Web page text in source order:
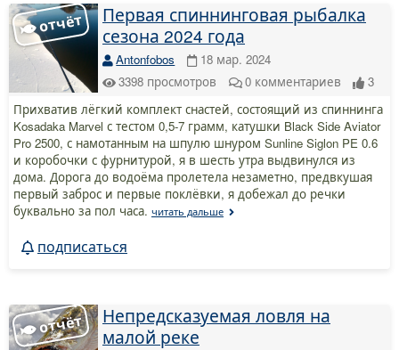
Первая спиннинговая рыбалка
сезона 2024 года
Antonfobos
18 мар. 2024
3398 просмотров 0 комментариев
3
Прихватив лёгкий комплект снастей, состоящий из спиннинга
Kosadaka Marvel с тестом 0,5-7 грамм, катушки Black Side Aviator
Pro 2500, с намотанным на шпулю шнуром Sunline Siglon PE 0.6
и коробочки с фурнитурой, я в шесть утра выдвинулся из
дома. Дорога до водоёма пролетела незаметно, предвкушая
первый заброс и первые поклёвки, я добежал до речки
буквально за пол часа. читать дальше
подписаться
Непредсказуемая ловля на
малой реке